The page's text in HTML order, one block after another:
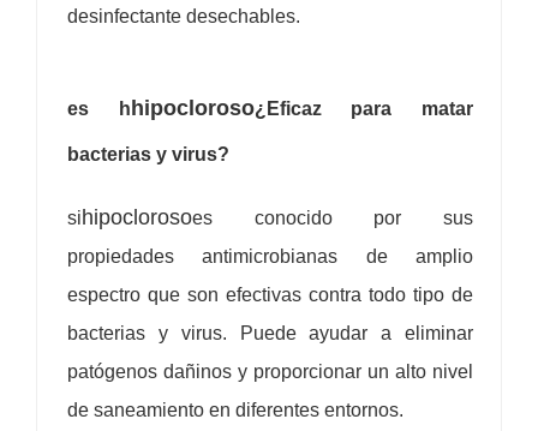
desinfectante desechables.
es hhipocloroso¿Eficaz para matar
bacterias y virus?
sihipoclorosoes conocido por sus
propiedades antimicrobianas de amplio
espectro que son efectivas contra todo tipo de
bacterias y virus. Puede ayudar a eliminar
patógenos dañinos y proporcionar un alto nivel
de saneamiento en diferentes entornos.